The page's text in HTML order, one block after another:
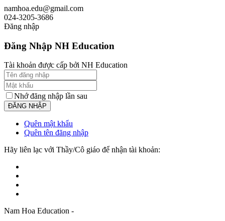
namhoa.edu@gmail.com
024-3205-3686
Đăng nhập
Đăng Nhập NH Education
Tài khoản được cấp bởi NH Education
Nhớ đăng nhập lần sau
Quên mật khẩu
Quên tên đăng nhập
Hãy liên lạc với Thầy/Cô giáo để nhận tài khoản:
Nam Hoa Education -